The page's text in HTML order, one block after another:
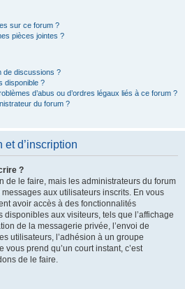
sur ce forum ?
pièces jointes ?
de discussions ?
disponible ?
d’abus ou d’ordres légaux liés à ce forum ?
du forum ?
et d’inscription
?
de le faire, mais les administrateurs du forum
aux utilisateurs inscrits. En vous
avoir accès à des fonctionnalités
aux visiteurs, tels que l’affichage
de la messagerie privée, l’envoi de
utilisateurs, l’adhésion à un groupe
vous prend qu’un court instant, c’est
de le faire.